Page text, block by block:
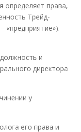
определяет права,
Трейд-
– «предприятие»).
и
директора
у
его права и